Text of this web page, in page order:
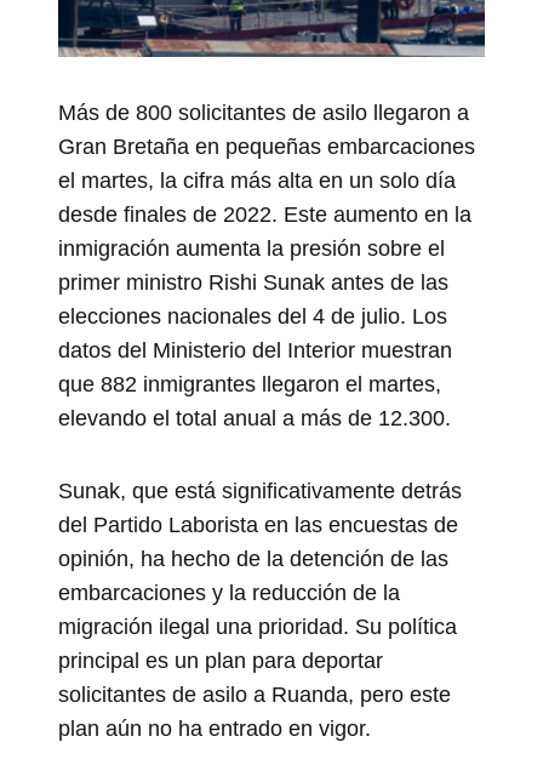
Más de 800 solicitantes de asilo llegaron a
Gran Bretaña en pequeñas embarcaciones
el martes, la cifra más alta en un solo día
desde finales de 2022. Este aumento en la
inmigración aumenta la presión sobre el
primer ministro Rishi Sunak antes de las
elecciones nacionales del 4 de julio. Los
datos del Ministerio del Interior muestran
que 882 inmigrantes llegaron el martes,
elevando el total anual a más de 12.300.
Sunak, que está significativamente detrás
del Partido Laborista en las encuestas de
opinión, ha hecho de la detención de las
embarcaciones y la reducción de la
migración ilegal una prioridad. Su política
principal es un plan para deportar
solicitantes de asilo a Ruanda, pero este
plan aún no ha entrado en vigor.